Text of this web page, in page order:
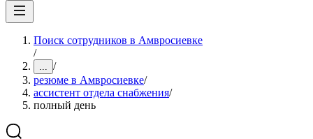
Поиск сотрудников в Амвросиевке
/
... /
резюме в Амвросиевке/
ассистент отдела снабжения/
полный день